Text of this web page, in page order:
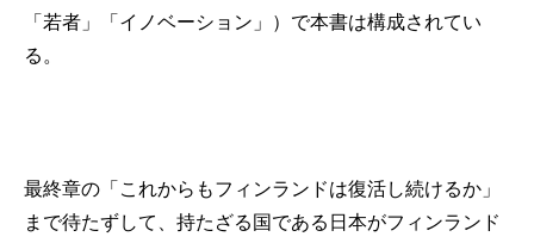
「若者」「イノベーション」）で本書は構成されてい
る。
最終章の「これからもフィンランドは復活し続けるか」
まで待たずして、持たざる国である日本がフィンランド